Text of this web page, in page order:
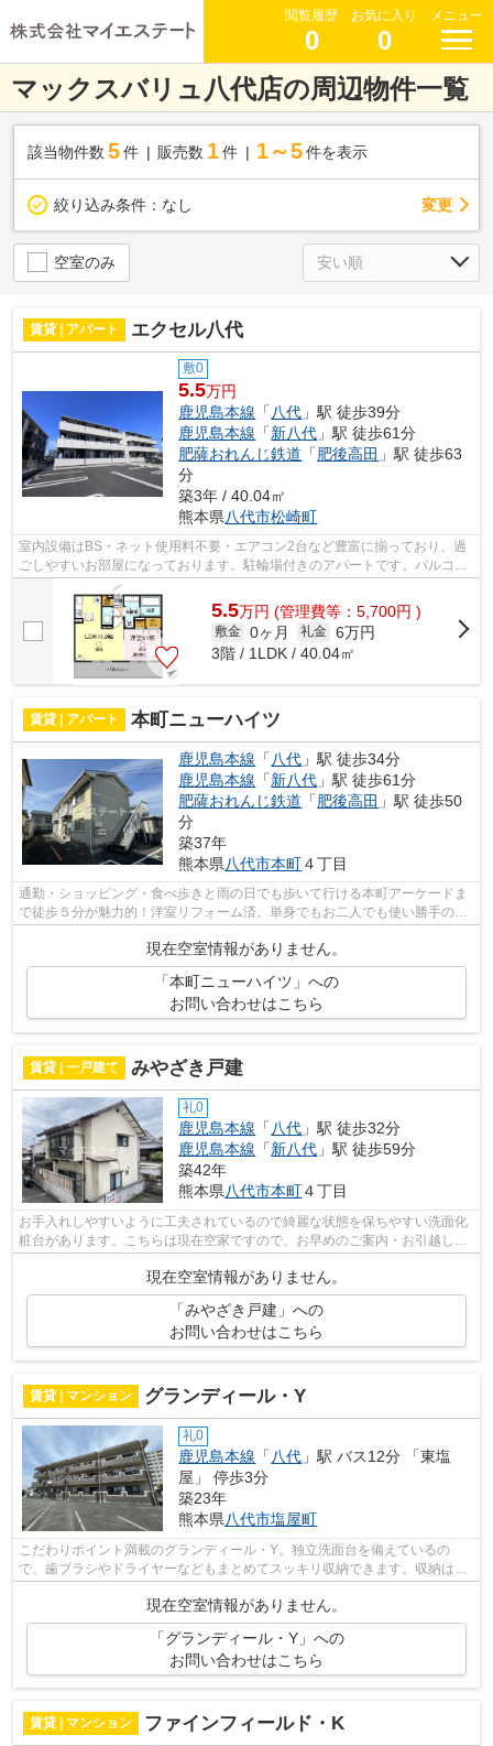
閲覧履歴
0
お気に入り
0
メニュー
マックスバリュ八代店の周辺物件一覧
該当物件数 5件 販売数 1 件 1～5 件を表示
絞り込み条件： なし 変更
空室のみ
賃貸 | アパート エクセル八代
敷0
5.5万円
鹿児島本線 「八代 」駅 徒歩39分
鹿児島本線 「新八代 」駅 徒歩61分
肥薩おれんじ鉄道 「肥後高田 」駅 徒歩63
分
築3年 / 40.04㎡
熊本県八代市松崎町
室内設備はBS・ネット使用料不要・エアコン2台など豊富に揃っており、過
ごしやすいお部屋になっております。駐輪場付きのアパートです。バルコニ
ー付きのアパートで、用途に合わせて活...
5.5万円 (管理費等：5,700円 )
敷金 0ヶ月 礼金 6万円
3階 / 1LDK / 40.04㎡
賃貸 | アパート 本町ニューハイツ
鹿児島本線 「 八代 」駅 徒歩34分
鹿児島本線 「新八代 」駅 徒歩61分
肥薩おれんじ鉄道 「肥後高田 」駅 徒歩50
分
築37年
熊本県八代市本町４丁目
通勤・ショッピング・食べ歩きと雨の日でも歩いて行ける本町アーケードま
で徒歩５分が魅力的！洋室リフォーム済。単身でもお二人でも使い勝手の良
現在空室情報がありません。
「本町ニューハイツ」への
お問い合わせはこちら
賃貸 | 一戸建て みやざき戸建
礼0
鹿児島本線 「 八代 」駅 徒歩32分
鹿児島本線 「新八代 」駅 徒歩59分
築42年
熊本県八代市本町４丁目
お手入れしやすいように工夫されているので綺麗な状態を保ちやすい洗面化
粧台があります。こちらは現在空家ですので、お早めのご案内・お引越しも
可能です。お住まいをお探しなら、6.6...
現在空室情報がありません。
「みやざき戸建」への
お問い合わせはこちら
賃貸 | マンション グランディール・Y
礼0
鹿児島本線 「八代 」駅 バス12分 「東塩
屋」 停歩3分
築23年
熊本県八代市塩屋町
こだわりポイント満載のグランディール・Y。独立洗面台を備えているの
で、歯ブラシやドライヤーなどもまとめてスッキリ収納できます。収納はシ
ューズボックス・クロゼットなど豊富なの...
現在空室情報がありません。
「グランディール・Y」への
お問い合わせはこちら
賃貸 | マンション ファインフィールド・K